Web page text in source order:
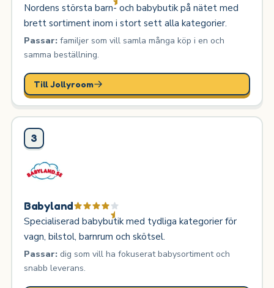
Nordens största barn- och babybutik på nätet med
brett sortiment inom i stort sett alla kategorier.
Passar:familjer som vill samla många köp i en och
samma beställning.
Till Jollyroom
3
Babyland
Specialiserad babybutik med tydliga kategorier för
vagn, bilstol, barnrum och skötsel.
Passar:dig som vill ha fokuserat babysortiment och
snabb leverans.